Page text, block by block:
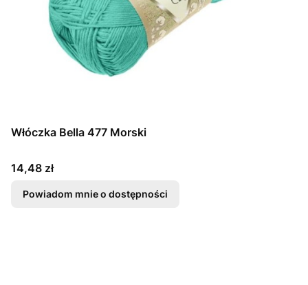
Włóczka Bella 477 Morski
Cena
14,48 zł
Powiadom mnie o dostępności